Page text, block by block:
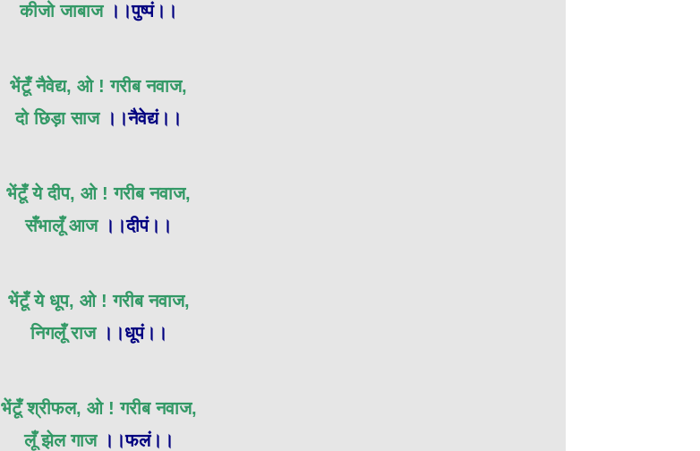
कीजो जाबाज।।पुष्पं।।
भेंटूँ नैवेद्य, ओ ! गरीब नवाज,
दो छिड़ा साज।।नैवेद्यं।।
भेंटूँ ये दीप, ओ ! गरीब नवाज,
सँभालूँ आज ।।दीपं।।
भेंटूँ ये धूप, ओ ! गरीब नवाज,
निगलूँ राज।।धूपं।।
भेंटूँ श्रीफल, ओ ! गरीब नवाज,
लूँ झेल गाज।।फलं।।